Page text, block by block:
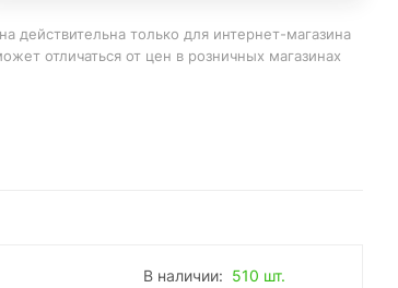
действительна только для интернет-магазина
отличаться от цен в розничных магазинах
В наличии: 510 шт.